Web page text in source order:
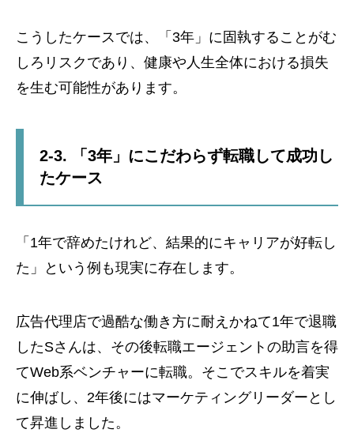
こうしたケースでは、「3年」に固執することがむ
しろリスクであり、健康や人生全体における損失
を生む可能性があります。
2-3. 「3年」にこだわらず転職して成功し
たケース
「1年で辞めたけれど、結果的にキャリアが好転し
た」という例も現実に存在します。
広告代理店で過酷な働き方に耐えかねて1年で退職
したSさんは、その後転職エージェントの助言を得
てWeb系ベンチャーに転職。そこでスキルを着実
に伸ばし、2年後にはマーケティングリーダーとし
て昇進しました。